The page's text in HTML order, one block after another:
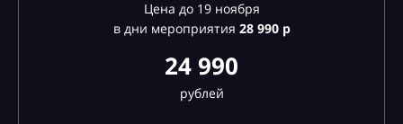
Цена до 19 ноября
в дни мероприятия 28990 р
24 990
рублей